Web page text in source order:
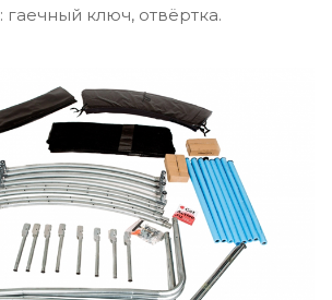
гаечный ключ, отвёртка.